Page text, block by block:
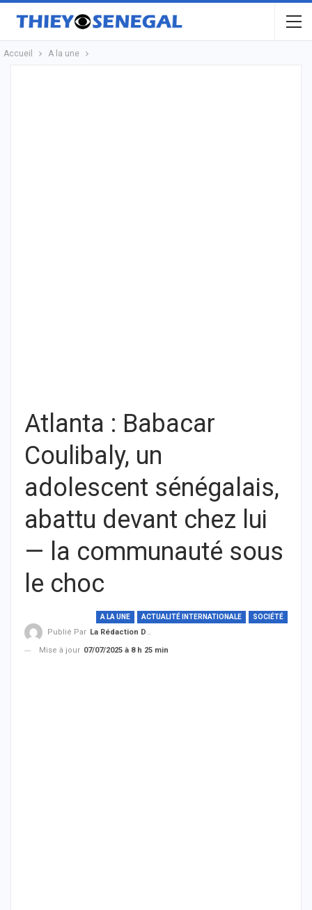
Accueil A la une
Atlanta : Babacar
Coulibaly, un
adolescent sénégalais,
abattu devant chez lui
— la communauté sous
le choc
A LA UNE ACTUALITÉ INTERNATIONALE SOCIÉTÉ
Publié Par La Rédaction De THIEYSENEGAL.com
Mise à jour 07/07/2025 à 8 h 25 min